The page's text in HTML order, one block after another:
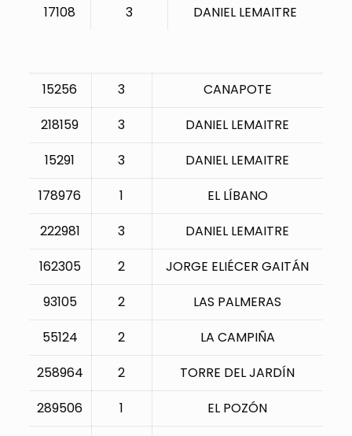
17108
3 DANIEL LEMAITRE
15256 3
CANAPOTE
218159
3
DANIEL LEMAITRE
15291
3
DANIEL LEMAITRE
178976
1
EL LÍBANO
222981
3
DANIEL LEMAITRE
162305
2
JORGE ELIÉCER GAITÁN
93105
2
LAS PALMERAS
55124
2
LA CAMPIÑA
258964
2
TORRE DEL JARDÍN
289506
1
EL POZÓN